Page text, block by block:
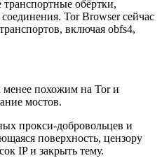
обёртки,
Tor Browser сейчас
включая obfs4,
менее похожим на Tor и
мостов.
прокси-добровольцев и
поверхность, цензору
IP и закрыть тему.